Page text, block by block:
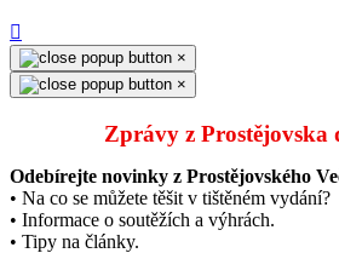
×
×
Zprávy z Prostějovska
Odebírejte novinky z Prostějovského
• Na co se můžete těšit v tištěném vydání?
• Informace o soutěžích a výhrách.
• Tipy na články.